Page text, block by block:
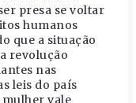
presa se voltar
humanos
que a situação
revolução
nas
leis do país
mulher vale